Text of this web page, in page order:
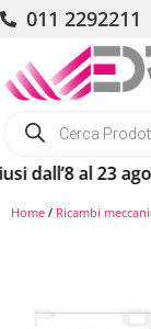
011 2292211
al 23
Home / Ricambi